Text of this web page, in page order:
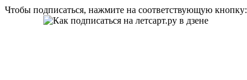
Чтобы подписаться, нажмите на соответствующую кнопку: